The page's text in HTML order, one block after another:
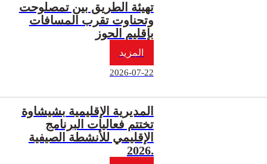
تهيئة الطريق بين تمصلوحت
وتحناوت تقرب المسافات
بإقليم الحوز
المزيد
2026-07-22
المديرية الإقليمية بشيشاوة
تختتم فعاليات البرنامج
الإقليمي للأنشطة الصيفية
2026.